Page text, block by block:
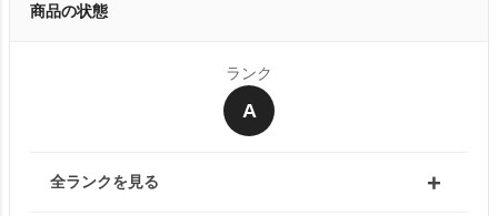
商品の状態
ランク
A
全ランクを見る